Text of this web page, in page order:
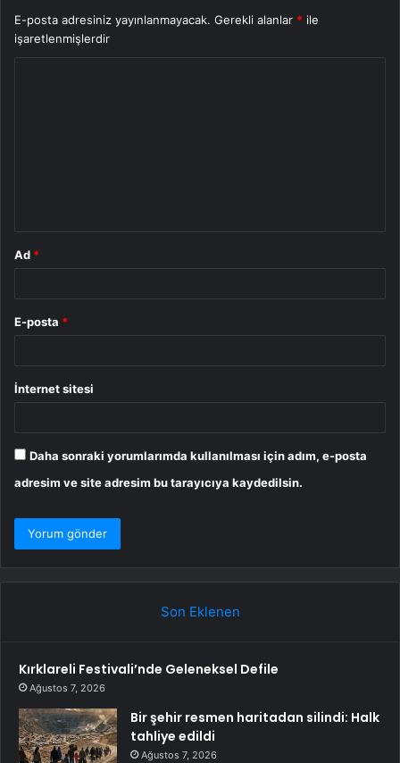
E-posta adresiniz yayınlanmayacak. Gerekli alanlar * ile
işaretlenmişlerdir
Ad *
E-posta *
İnternet sitesi
Daha sonraki yorumlarımda kullanılması için adım, e-posta
adresim ve site adresim bu tarayıcıya kaydedilsin.
Son Eklenen
Kırklareli Festivali’nde Geleneksel Defile
Ağustos 7, 2026
Bir şehir resmen haritadan silindi: Halk
tahliye edildi
Ağustos 7, 2026